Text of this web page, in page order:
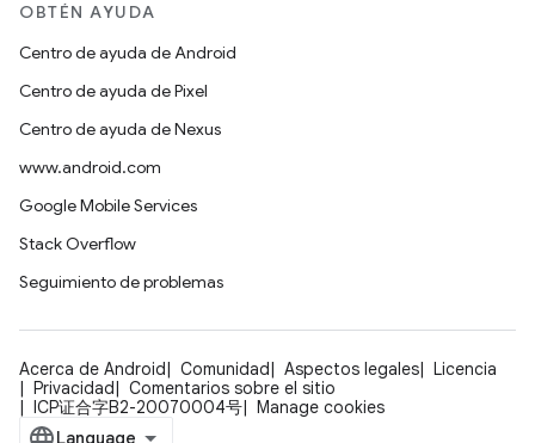
OBTÉN AYUDA
Centro de ayuda de Android
Centro de ayuda de Pixel
Centro de ayuda de Nexus
www.android.com
Google Mobile Services
Stack Overflow
Seguimiento de problemas
Acerca de Android Comunidad Aspectos legales
Licencia
Privacidad
Comentarios sobre el sitio
ICP证合字B2-20070004号
Manage cookies